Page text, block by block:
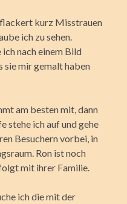
flackert kurz Misstrauen
ich zu sehen.
nach einem Bild
sie mir gemalt haben
am besten mit, dann
stehe ich auf und gehe
Besuchern vorbei, in
Ron ist noch
mit ihrer Familie.
ich die mit der